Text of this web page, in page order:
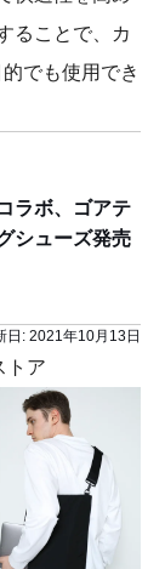
ることで、カ
でも使用でき
ラボ、ゴアテ
シューズ発売
日: 2021年10月13日
トア